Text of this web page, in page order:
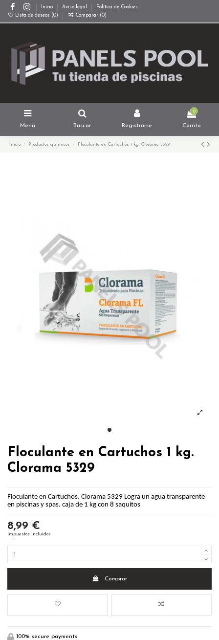
Inicio Aviso legal
Política de Cookies
Lista de deseos (0) Comparar (0)
Menu Buscar Registrarse
0
Carrito
Inicio Productos químicos Floculante en Cartuchos 1 kg. Clorama 5329
Floculante en Cartuchos 1 kg.
Clorama 5329
Floculante en Cartuchos. Clorama 5329 Logra un agua transparente
en piscinas y spas. caja de 1 kg con 8 saquitos
8,99 €
Impuestos incluidos
Comprar
100% secure payments